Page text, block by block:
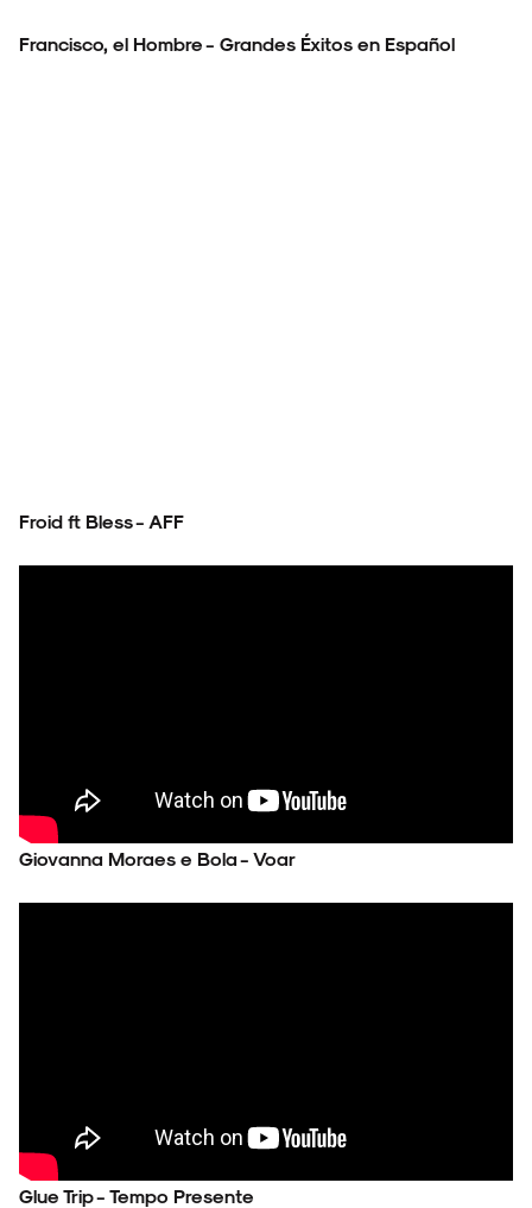
Francisco, el Hombre - Grandes Éxitos en Español
Froid ft Bless - AFF
Giovanna Moraes e Bola - Voar
Glue Trip - Tempo Presente